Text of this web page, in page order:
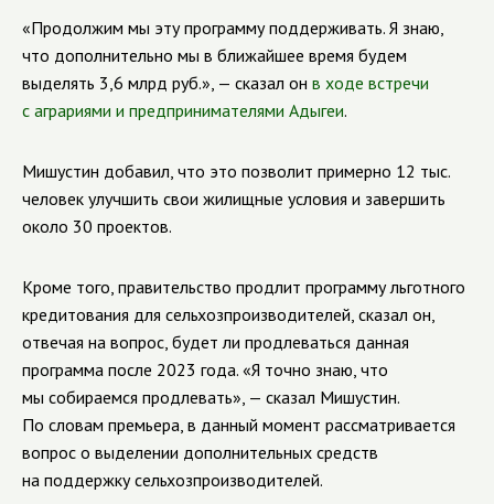
«Продолжим мы эту программу поддерживать. Я знаю,
что дополнительно мы в ближайшее время будем
выделять 3,6 млрд руб.», — сказал он в ходе встречи
с аграриями и предпринимателями Адыгеи.
Мишустин добавил, что это позволит примерно 12 тыс.
человек улучшить свои жилищные условия и завершить
около 30 проектов.
Кроме того, правительство продлит программу льготного
кредитования для сельхозпроизводителей, сказал он,
отвечая на вопрос, будет ли продлеваться данная
программа после 2023 года. «Я точно знаю, что
мы собираемся продлевать», — сказал Мишустин.
По словам премьера, в данный момент рассматривается
вопрос о выделении дополнительных средств
на поддержку сельхозпроизводителей.